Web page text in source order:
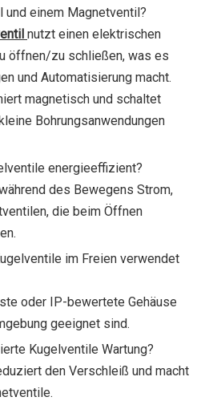
einem Magnetventil?
nutzt einen elektrischen
öffnen/zu schließen, was es
und Automatisierung macht.
magnetisch und schaltet
Bohrungsanwendungen
energieeffizient?
des Bewegens Strom,
die beim Öffnen
im Freien verwendet
oder IP-bewertete Gehäuse
geeignet sind.
Kugelventile Wartung?
den Verschleiß und macht